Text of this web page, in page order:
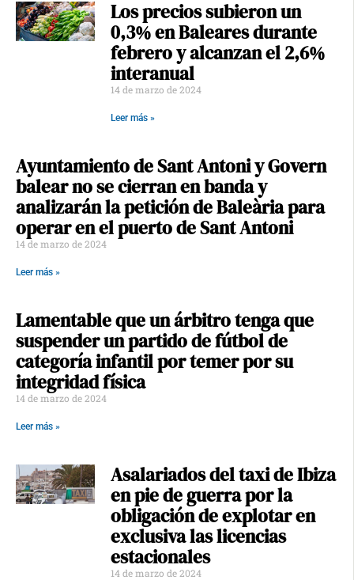
Los precios subieron un
0,3% en Baleares durante
febrero y alcanzan el 2,6%
interanual
14 de marzo de 2024
Leer más »
Ayuntamiento de Sant Antoni y Govern
balear no se cierran en banda y
analizarán la petición de Baleària para
operar en el puerto de Sant Antoni
14 de marzo de 2024
Leer más »
Lamentable que un árbitro tenga que
suspender un partido de fútbol de
categoría infantil por temer por su
integridad física
14 de marzo de 2024
Leer más »
Asalariados del taxi de Ibiza
en pie de guerra por la
obligación de explotar en
exclusiva las licencias
estacionales
14 de marzo de 2024